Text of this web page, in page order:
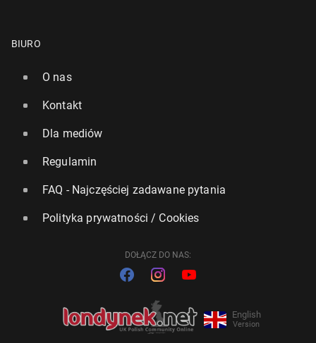
BIURO
O nas
Kontakt
Dla mediów
Regulamin
FAQ - Najczęściej zadawane pytania
Polityka prywatności / Cookies
DOŁĄCZ DO NAS:
English
Version